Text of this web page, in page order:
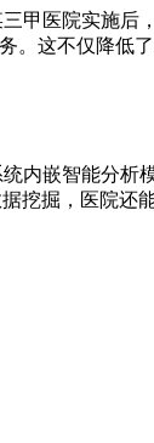
甲医院实施
。这不仅降低
内嵌智能分析
挖掘，医院